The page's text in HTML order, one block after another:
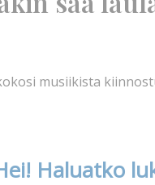
musiikista
Haluatko